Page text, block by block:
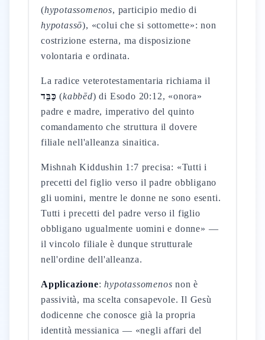
(hypotassomenos, participio medio di
hypotassō), «colui che si sottomette»: non
costrizione esterna, ma disposizione
volontaria e ordinata.
La radice veterotestamentaria richiama il
כַּבֵּד (kabbēd) di Esodo 20:12, «onora»
padre e madre, imperativo del quinto
comandamento che struttura il dovere
filiale nell'alleanza sinaitica.
Mishnah Kiddushin 1:7 precisa: «Tutti i
precetti del figlio verso il padre obbligano
gli uomini, mentre le donne ne sono esenti.
Tutti i precetti del padre verso il figlio
obbligano ugualmente uomini e donne» —
il vincolo filiale è dunque strutturale
nell'ordine dell'alleanza.
Applicazione:hypotassomenos non è
passività, ma scelta consapevole. Il Gesù
dodicenne che conosce già la propria
identità messianica — «negli affari del